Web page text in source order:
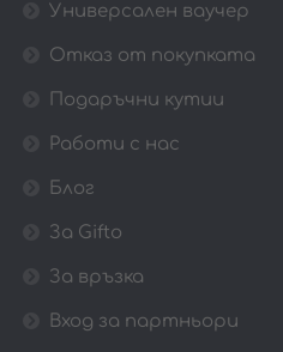
Универсален ваучер
Отказ от покупката
Подаръчни кутии
Работи с нас
Блог
За Gifto
За връзка
Вход за партньори